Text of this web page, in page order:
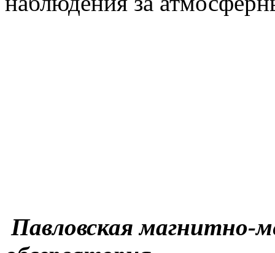
Павловская магнитно-